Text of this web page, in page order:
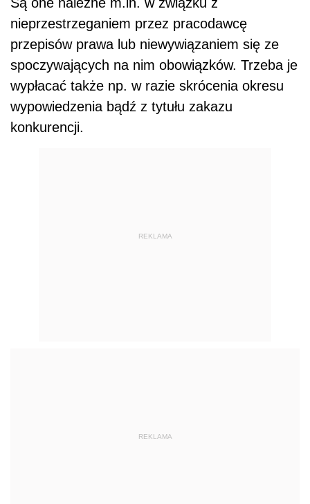
nieprzestrzeganiem przez pracodawcę
przepisów prawa lub niewywiązaniem się ze
spoczywających na nim obowiązków. Trzeba je
wypłacać także np. w razie skrócenia okresu
wypowiedzenia bądź z tytułu zakazu
konkurencji.
REKLAMA
REKLAMA